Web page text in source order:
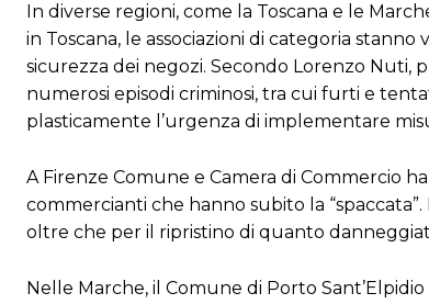
In diverse regioni, come la Toscana e le
in Toscana, le associazioni di categoria
sicurezza dei negozi. Secondo Lorenzo Nuti,
numerosi episodi criminosi, tra cui furti e
plasticamente l’urgenza di implementare
A Firenze Comune e Camera di Commercio
commercianti che hanno subito la
oltre che per il ripristino di quanto
Nelle Marche, il Comune di Porto